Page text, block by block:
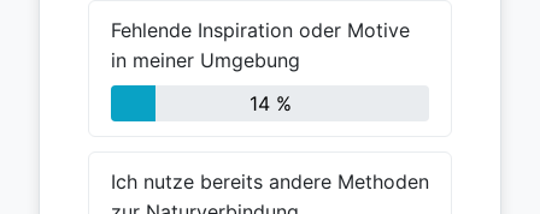
Fehlende Inspiration oder Motive
in meiner Umgebung
14 %
Ich nutze bereits andere Methoden